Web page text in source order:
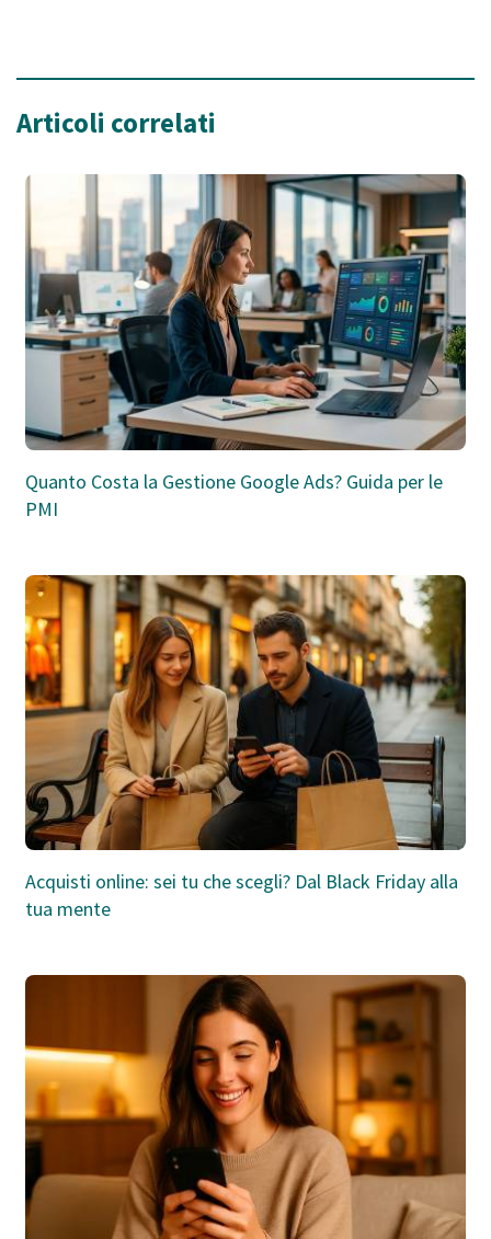
Articoli correlati
Quanto Costa la Gestione Google Ads? Guida per le
PMI
Acquisti online: sei tu che scegli? Dal Black Friday alla
tua mente